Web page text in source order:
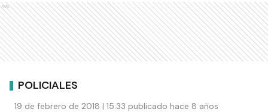
Ads
POLICIALES
19 de febrero de 2018 | 15:33 publicado hace 8 años